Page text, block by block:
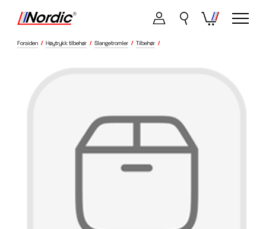
Forsiden / Høytrykk tilbehør / Slangetromler / Tilbehør /